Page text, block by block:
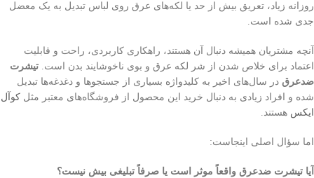
روزانه زیاد، تعریق بیش از حد یا لکه‌های عرق روی لباس تبدیل به یک معضل
جدی شده است.
آنچه مشتریان همیشه دنبال آن هستند، راهکاری کاربردی، راحت و قابلیت
اعتماد برای خلاص شدن از شر لکه عرق و بوی ناخوشایند بدن‌ است. تیشرت
ضدعرق در سال‌های اخیر به کلیدواژه بسیاری از جستجوها و دغدغه‌ها تبدیل
شده و افراد زیادی به دنبال خرید این محصول از فروشگاه‌های معتبر مثل کوآل
ایکس هستند.
اما سؤال اصلی اینجاست:
آیا تیشرت ضدعرق واقعاً موثر است یا صرفاً تبلیغی بیش نیست؟